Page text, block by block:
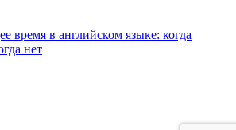
время в английском языке: когда
нет